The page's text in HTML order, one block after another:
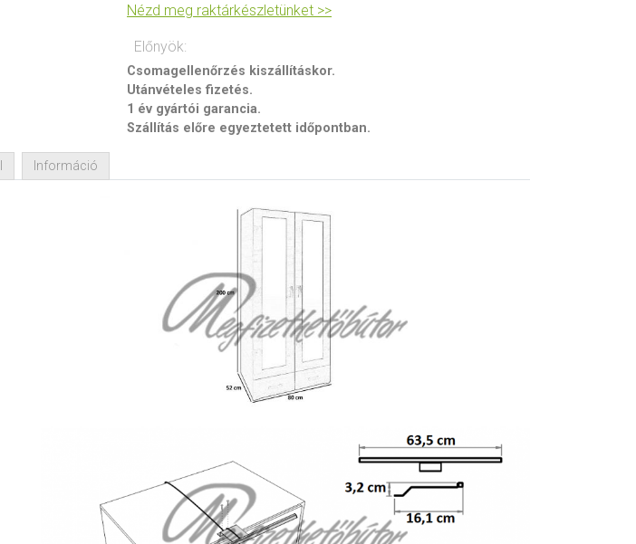
Nézd meg raktárkészletünket >>
Előnyök:
Csomagellenőrzés kiszállításkor.
Utánvételes fizetés.
1 év gyártói garancia.
Szállítás előre egyeztetett időpontban.
Információ